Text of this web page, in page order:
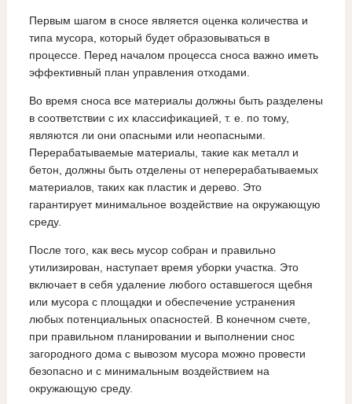
Первым шагом в сносе является оценка количества и
типа мусора, который будет образовываться в
процессе. Перед началом процесса сноса важно иметь
эффективный план управления отходами.
Во время сноса все материалы должны быть разделены
в соответствии с их классификацией, т. е. по тому,
являются ли они опасными или неопасными.
Перерабатываемые материалы, такие как металл и
бетон, должны быть отделены от неперерабатываемых
материалов, таких как пластик и дерево. Это
гарантирует минимальное воздействие на окружающую
среду.
После того, как весь мусор собран и правильно
утилизирован, наступает время уборки участка. Это
включает в себя удаление любого оставшегося щебня
или мусора с площадки и обеспечение устранения
любых потенциальных опасностей. В конечном счете,
при правильном планировании и выполнении снос
загородного дома с вывозом мусора можно провести
безопасно и с минимальным воздействием на
окружающую среду.